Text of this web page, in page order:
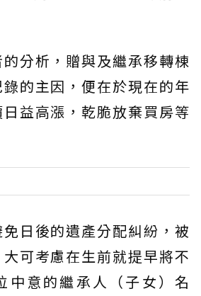
分析，贈與及繼承移轉棟
的主因，便在於現在的年
益高漲，乾脆放棄買房等
日後的遺產分配糾紛，被
可考慮在生前就提早將不
中意的繼承人（子女）名